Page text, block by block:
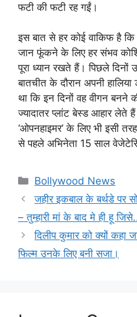
फटी की फटी रह गईं।
इस बात से हर कोई वाकिफ है कि
जान फूंकने के लिए हर संभव
पूरा ध्यान रखते हैं। पिछले दिनों
बातचीत के दौरान अपनी
था कि इन दिनों वह वीगन
ज्यादातर प्लांट बेस्ड आहार लेते
‘ओपनहाइमर’ के लिए भी इसी
से पहले अभिनेता 15 साल
Categories
Bollywood News
जहीर इकबाल के बर्थडे पर
– तुम्हारी मां के बाद मे ही हू
दिलीप कुमार को क्यों कहा
फिल्म उनके लिए बनी सजा।